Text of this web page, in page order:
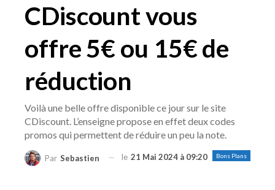
CDiscount vous
offre 5€ ou 15€ de
réduction
Voilà une belle offre disponible ce jour sur le site
CDiscount. L’enseigne propose en effet deux codes
promos qui permettent de réduire un peu la note.
Bons Plans
Par Sebastien le 21 Mai 2024 à 09:20